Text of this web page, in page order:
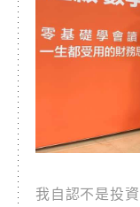
我自認不是投